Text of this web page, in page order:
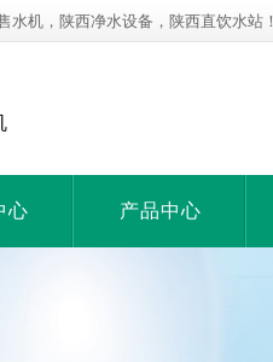
机，陕西净水设备，陕西直饮水站！
心 产品中心